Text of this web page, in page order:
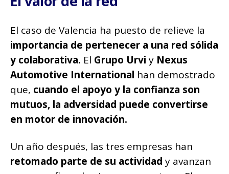
El caso de Valencia ha puesto de relieve la
importancia de pertenecer a una red sólida
y colaborativa. El Grupo Urvi y Nexus
Automotive International han demostrado
que, cuando el apoyo y la confianza son
mutuos, la adversidad puede convertirse
en motor de innovación.
Un año después, las tres empresas han
retomado parte de su actividad y avanzan